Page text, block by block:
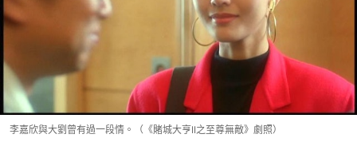
李嘉欣與大劉曾有過一段情。（《賭城大亨II之至尊無敵》劇照）